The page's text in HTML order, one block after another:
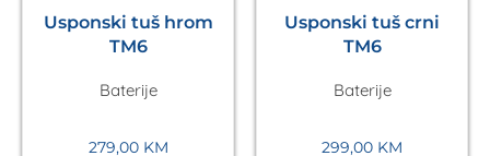
Usponski tuš hrom
TM6
Baterije
279,00 KM
Usponski tuš crni
TM6
Baterije
299,00 KM